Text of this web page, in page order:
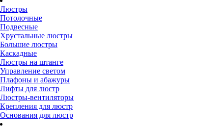
Люстры
Потолочные
Подвесные
Хрустальные люстры
Большие люстры
Каскадные
Люстры на штанге
Управление светом
Плафоны и абажуры
Лифты для люстр
Люстры-вентиляторы
Крепления для люстр
Основания для люстр